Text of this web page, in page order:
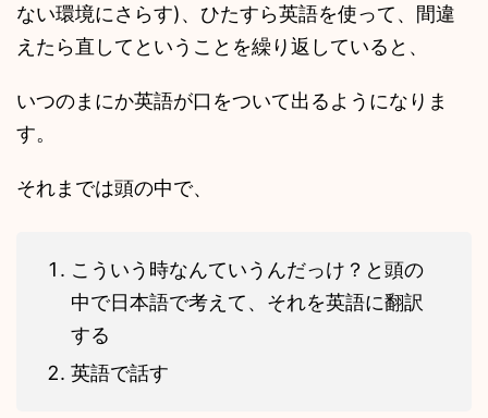
ない環境にさらす)、ひたすら英語を使って、間違
えたら直してということを繰り返していると、
いつのまにか英語が口をついて出るようになりま
す。
それまでは頭の中で、
こういう時なんていうんだっけ？と頭の
中で日本語で考えて、それを英語に翻訳
する
英語で話す